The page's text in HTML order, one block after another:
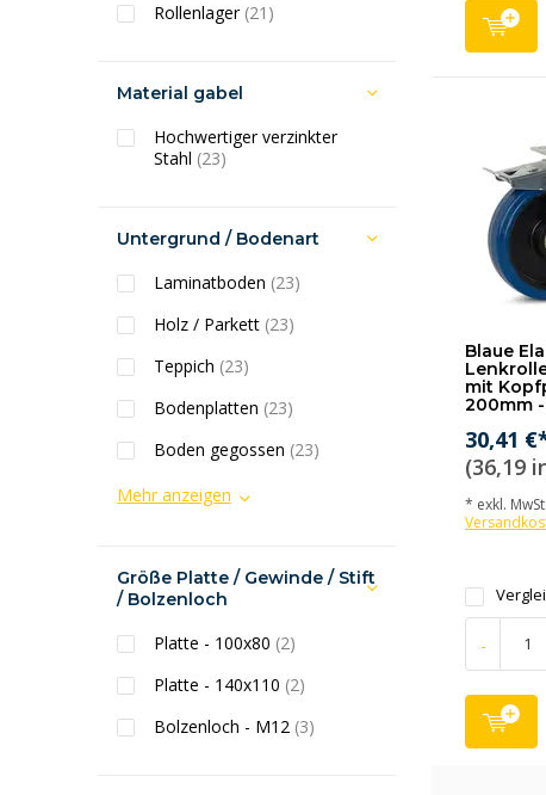
Blaue
mit
200mm
30,41
(36,19
* exkl.
-
Rollenlager (21)
Material gabel
Hochwertiger verzinkter
Stahl (23)
Untergrund / Bodenart
Laminatboden (23)
Holz / Parkett (23)
Teppich (23)
Bodenplatten (23)
Boden gegossen (23)
Mehr anzeigen
Größe Platte / Gewinde / Stift
/ Bolzenloch
Platte - 100x80 (2)
Platte - 140x110 (2)
Bolzenloch - M12 (3)